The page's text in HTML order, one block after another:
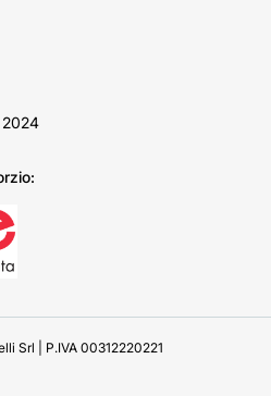
Srl | P.IVA 00312220221